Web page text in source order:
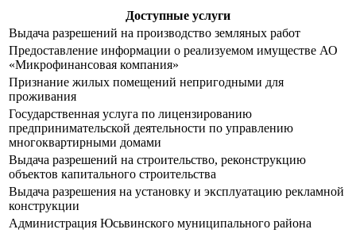
Доступные услуги
Выдача разрешений на производство земляных работ
Предоставление информации о реализуемом имуществе АО
«Микрофинансовая компания»
Признание жилых помещений непригодными для
проживания
Государственная услуга по лицензированию
предпринимательской деятельности по управлению
многоквартирными домами
Выдача разрешений на строительство, реконструкцию
объектов капитального строительства
Выдача разрешения на установку и эксплуатацию рекламной
конструкции
Администрация Юсьвинского муниципального района